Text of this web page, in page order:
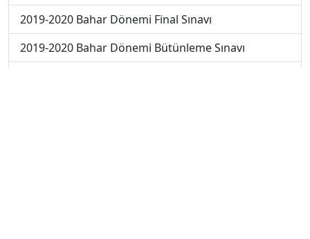
2019-2020 Bahar Dönemi Final Sınavı
2019-2020 Bahar Dönemi Bütünleme Sınavı